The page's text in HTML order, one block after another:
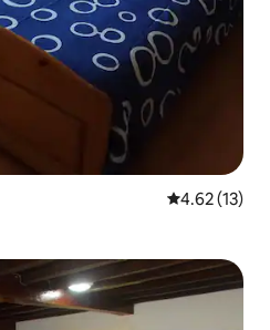
平均评分
4.62 (13)